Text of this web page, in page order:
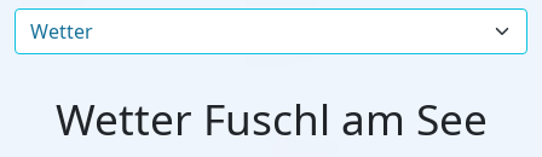
Wetter Fuschl am See